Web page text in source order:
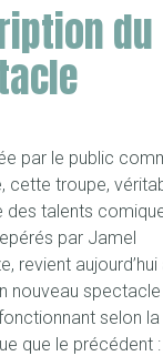
du
par le public
cette troupe,
des talents
par Jamel
revient aujourd’hui
nouveau spectacle
selon
que le précédent